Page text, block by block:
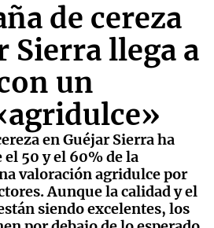
de cereza
Sierra llega a
un
en Guéjar Sierra ha
50 y el 60% de la
valoración agridulce por
Aunque la calidad y el
siendo excelentes, los